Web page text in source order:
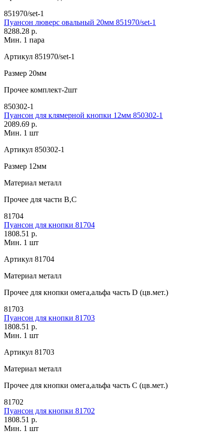
851970/set-1
Пуансон люверс овальный 20мм 851970/set-1
8288.28 р.
Мин. 1 пара
Артикул 851970/set-1
Размер 20мм
Прочее комплект-2шт
850302-1
Пуансон для клямерной кнопки 12мм 850302-1
2089.69 р.
Мин. 1 шт
Артикул 850302-1
Размер 12мм
Материал металл
Прочее для части В,C
81704
Пуансон для кнопки 81704
1808.51 р.
Мин. 1 шт
Артикул 81704
Материал металл
Прочее для кнопки омега,альфа часть D (цв.мет.)
81703
Пуансон для кнопки 81703
1808.51 р.
Мин. 1 шт
Артикул 81703
Материал металл
Прочее для кнопки омега,альфа часть С (цв.мет.)
81702
Пуансон для кнопки 81702
1808.51 р.
Мин. 1 шт